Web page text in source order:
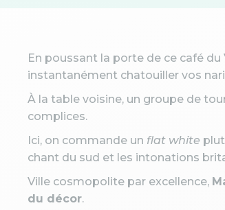
En poussant la porte de ce café
instantanément chatouiller vos
À la table voisine, un groupe de
complices.
Ici, on commande un flat white
chant du sud et les intonations
Ville cosmopolite par excellence,
du décor.